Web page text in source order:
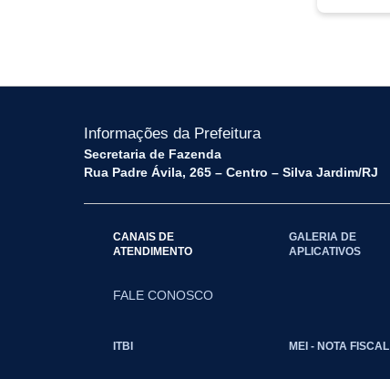
Informações da Prefeitura
Secretaria de Fazenda
Rua Padre Ávila, 265 – Centro – Silva Jardim/RJ
CANAIS DE
ATENDIMENTO
FALE CONOSCO
GALERIA DE
APLICATIVOS
ITBI MEI - NOTA FISCAL